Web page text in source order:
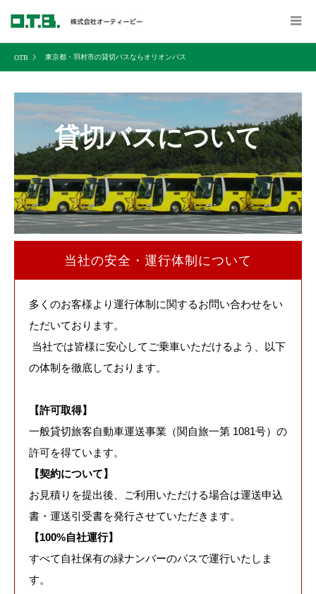
東京都・羽村市の貸切バスならオリオンバス
貸切バスについて
当社の安全・運行体制について
多くのお客様より運行体制に関するお問い合わせをい
ただいております。
当社では皆様に安心してご乗車いただけるよう、以下
の体制を徹底しております。
【許可取得】
一般貸切旅客自動車運送事業（関自旅一第 1081号）の
許可を得ています。
【契約について】
お見積りを提出後、ご利用いただける場合は運送申込
書・運送引受書を発行させていただきます。
【100%自社運行】
すべて自社保有の緑ナンバーのバスで運行いたしま
す。